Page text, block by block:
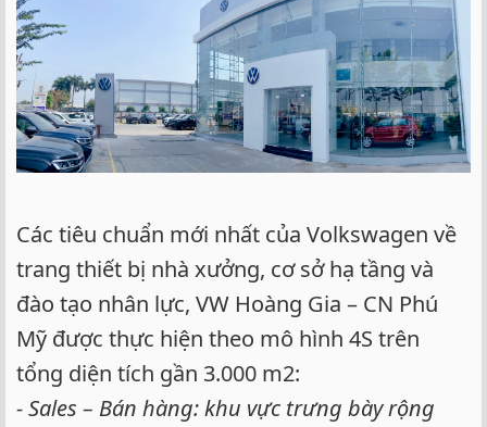
Các tiêu chuẩn mới nhất của Volkswagen về
trang thiết bị nhà xưởng, cơ sở hạ tầng và
đào tạo nhân lực, VW Hoàng Gia – CN Phú
Mỹ được thực hiện theo mô hình 4S trên
tổng diện tích gần 3.000 m2:
- Sales – Bán hàng: khu vực trưng bày rộng